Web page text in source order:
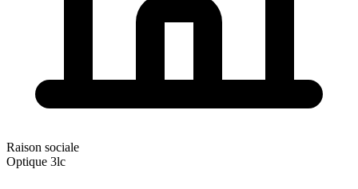
Raison sociale
Optique 3lc